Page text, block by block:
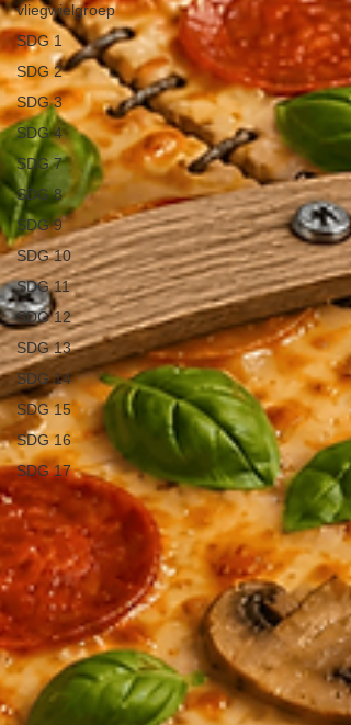
vliegwielgroep
SDG 1
SDG 2
SDG 3
SDG 4
SDG 7
SDG 8
SDG 9
SDG 10
SDG 11
SDG 12
SDG 13
SDG 14
SDG 15
SDG 16
SDG 17